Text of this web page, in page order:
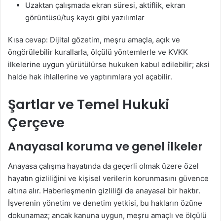
Uzaktan çalışmada ekran süresi, aktiflik, ekran
görüntüsü/tuş kaydı gibi yazılımlar
Kısa cevap: Dijital gözetim, meşru amaçla, açık ve
öngörülebilir kurallarla, ölçülü yöntemlerle ve KVKK
ilkelerine uygun yürütülürse hukuken kabul edilebilir; aksi
halde hak ihlallerine ve yaptırımlara yol açabilir.
Şartlar ve Temel Hukuki
Çerçeve
Anayasal koruma ve genel ilkeler
Anayasa çalışma hayatında da geçerli olmak üzere özel
hayatın gizliliğini ve kişisel verilerin korunmasını güvence
altına alır. Haberleşmenin gizliliği de anayasal bir haktır.
İşverenin yönetim ve denetim yetkisi, bu hakların özüne
dokunamaz; ancak kanuna uygun, meşru amaçlı ve ölçülü